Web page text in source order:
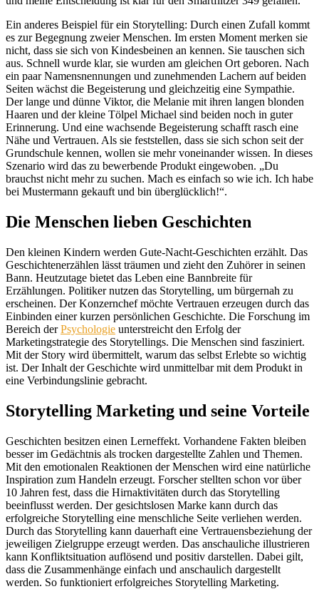
Ein anderes Beispiel für ein Storytelling: Durch einen Zufall kommt
es zur Begegnung zweier Menschen. Im ersten Moment merken sie
nicht, dass sie sich von Kindesbeinen an kennen. Sie tauschen sich
aus. Schnell wurde klar, sie wurden am gleichen Ort geboren. Nach
ein paar Namensnennungen und zunehmenden Lachern auf beiden
Seiten wächst die Begeisterung und gleichzeitig eine Sympathie.
Der lange und dünne Viktor, die Melanie mit ihren langen blonden
Haaren und der kleine Tölpel Michael sind beiden noch in guter
Erinnerung. Und eine wachsende Begeisterung schafft rasch eine
Nähe und Vertrauen. Als sie feststellen, dass sie sich schon seit der
Grundschule kennen, wollen sie mehr voneinander wissen. In dieses
Szenario wird das zu bewerbende Produkt eingewoben. „Du
brauchst nicht mehr zu suchen. Mach es einfach so wie ich. Ich habe
bei Mustermann gekauft und bin überglücklich!“.
Die Menschen lieben Geschichten
Den kleinen Kindern werden Gute-Nacht-Geschichten erzählt. Das
Geschichtenerzählen lässt träumen und zieht den Zuhörer in seinen
Bann. Heutzutage bietet das Leben eine Bannbreite für
Erzählungen. Politiker nutzen das Storytelling, um bürgernah zu
erscheinen. Der Konzernchef möchte Vertrauen erzeugen durch das
Einbinden einer kurzen persönlichen Geschichte. Die Forschung im
Bereich derPsychologie unterstreicht den Erfolg der
Marketingstrategie des Storytellings. Die Menschen sind fasziniert.
Mit der Story wird übermittelt, warum das selbst Erlebte so wichtig
ist. Der Inhalt der Geschichte wird unmittelbar mit dem Produkt in
eine Verbindungslinie gebracht.
Storytelling Marketing und seine Vorteile
Geschichten besitzen einen Lerneffekt. Vorhandene Fakten bleiben
besser im Gedächtnis als trocken dargestellte Zahlen und Themen.
Mit den emotionalen Reaktionen der Menschen wird eine natürliche
Inspiration zum Handeln erzeugt. Forscher stellten schon vor über
10 Jahren fest, dass die Hirnaktivitäten durch das Storytelling
beeinflusst werden. Der gesichtslosen Marke kann durch das
erfolgreiche Storytelling eine menschliche Seite verliehen werden.
Durch das Storytelling kann dauerhaft eine Vertrauensbeziehung der
jeweiligen Zielgruppe erzeugt werden. Das anschauliche illustrieren
kann Konfliktsituation auflösend und positiv darstellen. Dabei gilt,
dass die Zusammenhänge einfach und anschaulich dargestellt
werden. So funktioniert erfolgreiches Storytelling Marketing.